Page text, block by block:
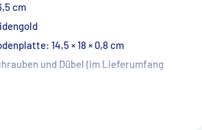
cm
14,5 × 18 × 0,8 cm
und Dübel (im Lieferumfang